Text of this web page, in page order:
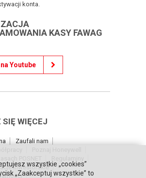
konta.
KASY FAWAG
Youtube
SIĘ WIĘCEJ
Zaufali nam
inwestorskie
wszystkie „cookies”
„Zaakceptuj wszystkie” to